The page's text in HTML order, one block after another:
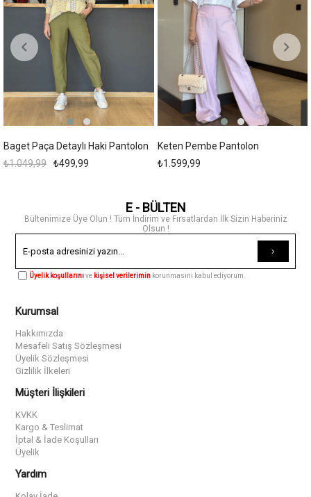
Baget Paça Detaylı Haki Pantolon
₺499,99
₺1.049,99
Keten Pembe Pantolon
₺1.599,99
E - BÜLTEN
Bültenimize Üye Olun ! Tüm İndirim ve Fırsatlardan İlk Sizin Haberiniz
Olsun !
Üyelik koşullarınıve kişisel verilerimin korunmasını kabul ediyorum.
Kurumsal
Hakkımızda
Mesafeli Satış Sözleşmesi
Üyelik Sözleşmesi
Gizlilik İlkeleri
Müşteri İlişkileri
KVKK
Kargo & Teslimat
İptal & İade Koşulları
Üyelik
Yardım